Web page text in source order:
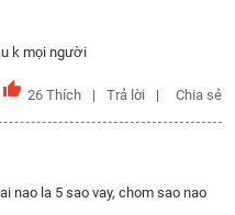
k mọi người
26 Thích Trả lời Chia sẻ
nao la 5 sao vay, chom sao nao